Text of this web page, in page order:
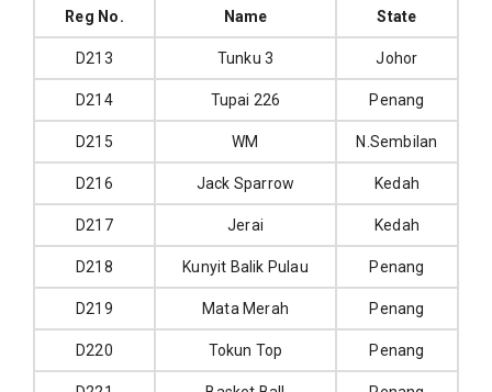
Reg No. Name State
D213 Tunku 3 Johor
D214 Tupai 226 Penang
D215 WM N.Sembilan
D216 Jack Sparrow Kedah
D217 Jerai Kedah
D218 Kunyit Balik Pulau Penang
D219 Mata Merah Penang
D220 Tokun Top Penang